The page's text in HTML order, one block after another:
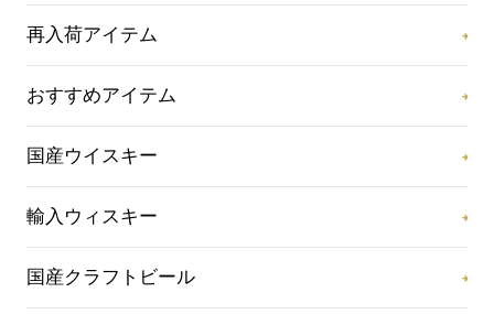
再入荷アイテム
おすすめアイテム
国産ウイスキー
輸入ウィスキー
国産クラフトビール